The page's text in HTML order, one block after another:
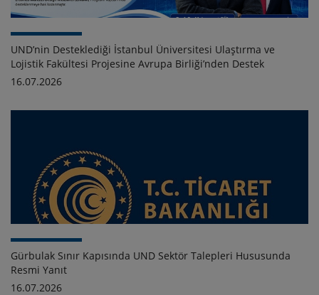
UND’nin Desteklediği İstanbul Üniversitesi Ulaştırma ve
Lojistik Fakültesi Projesine Avrupa Birliği’nden Destek
16.07.2026
Gürbulak Sınır Kapısında UND Sektör Talepleri Hususunda
Resmi Yanıt
16.07.2026